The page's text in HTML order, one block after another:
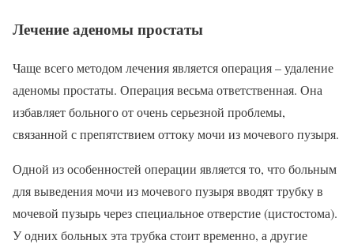
Лечение аденомы простаты
Чаще всего методом лечения является операция – удаление
аденомы простаты. Операция весьма ответственная. Она
избавляет больного от очень серьезной проблемы,
связанной с препятствием оттоку мочи из мочевого пузыря.
Одной из особенностей операции является то, что больным
для выведения мочи из мочевого пузыря вводят трубку в
мочевой пузырь через специальное отверстие (цистостома).
У одних больных эта трубка стоит временно, а другие